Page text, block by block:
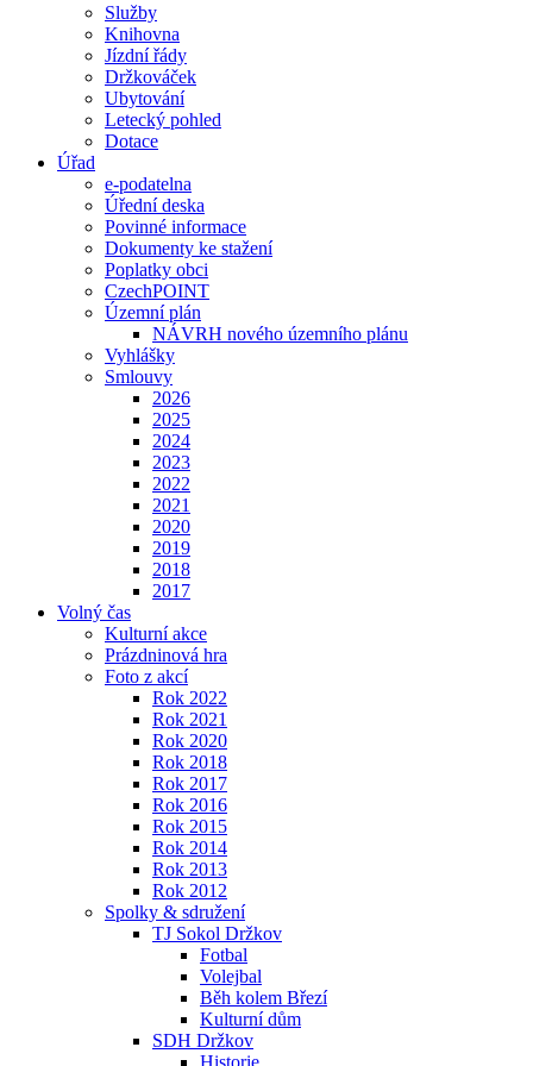
Služby
Knihovna
Jízdní řády
Držkováček
Ubytování
Letecký pohled
Dotace
Úřad
e-podatelna
Úřední deska
Povinné informace
Dokumenty ke stažení
Poplatky obci
CzechPOINT
Územní plán
NÁVRH nového územního plánu
Vyhlášky
Smlouvy
2026
2025
2024
2023
2022
2021
2020
2019
2018
2017
Volný čas
Kulturní akce
Prázdninová hra
Foto z akcí
Rok 2022
Rok 2021
Rok 2020
Rok 2018
Rok 2017
Rok 2016
Rok 2015
Rok 2014
Rok 2013
Rok 2012
Spolky & sdružení
TJ Sokol Držkov
Fotbal
Volejbal
Běh kolem Březí
Kulturní dům
SDH Držkov
Historie